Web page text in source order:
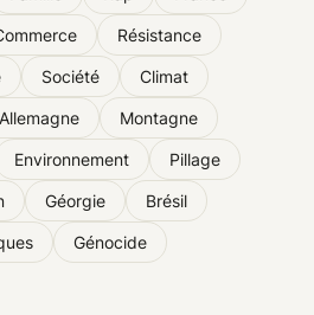
Résistance
Société Climat
Allemagne Montagne
Environnement Pillage
Géorgie Brésil
Génocide